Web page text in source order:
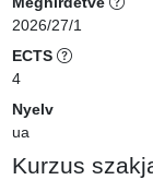
2026/27/1
ECTS
4
Nyelv
ua
Kurzus